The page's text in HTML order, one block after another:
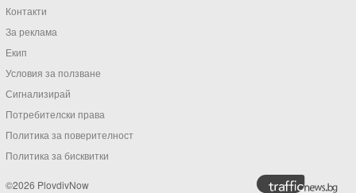
Контакти
За реклама
Екип
Условия за ползване
Сигнализирай
Потребителски права
Политика за поверителност
Политика за бисквитки
©2026 PlovdivNow